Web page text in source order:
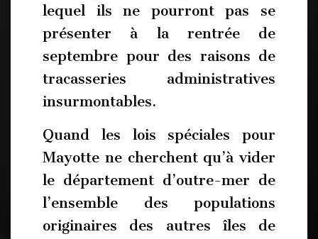
lequel ils ne pourront pas se
présenter à la rentrée de
septembre pour des raisons de
tracasseries administratives
insurmontables.
Quand les lois spéciales pour
Mayotte ne cherchent qu’à vider
le département d’outre-mer de
l’ensemble des populations
originaires des autres îles de